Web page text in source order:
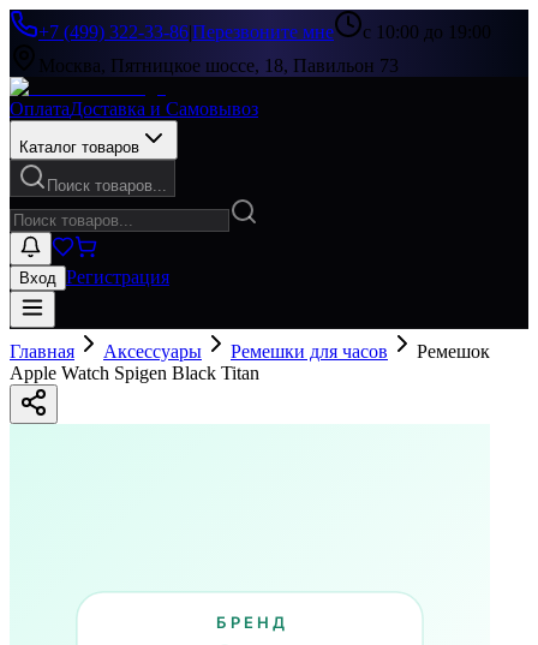
+7 (499) 322-33-86|Перезвоните мне
с 10:00 до 19:00
Москва, Пятницкое шоссе, 18, Павильон 73
ОплатаДоставка и Самовывоз
Каталог товаров
Поиск товаров...
Вход Регистрация
Главная Аксессуары Ремешки для часов
Ремешок
Apple Watch Spigen Black Titan